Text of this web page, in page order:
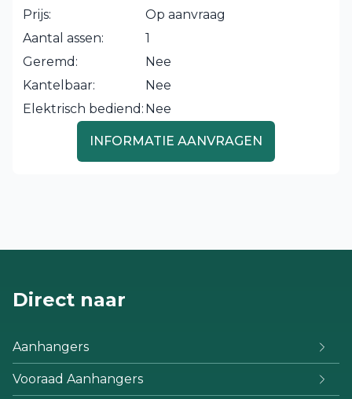
Prijs:
Op aanvraag
Aantal assen:
1
Geremd:
Nee
Kantelbaar:
Nee
Elektrisch bediend: Nee
INFORMATIE AANVRAGEN
Direct naar
Aanhangers
Vooraad Aanhangers